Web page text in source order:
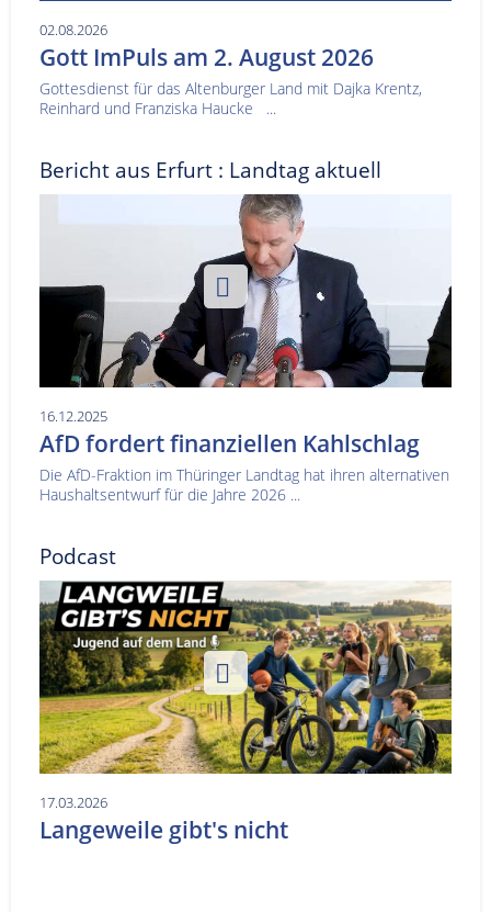
02.08.2026
Gott ImPuls am 2. August 2026
Gottesdienst für das Altenburger Land mit Dajka Krentz,
Reinhard und Franziska Haucke ...
Bericht aus Erfurt : Landtag aktuell
16.12.2025
AfD fordert finanziellen Kahlschlag
Die AfD-Fraktion im Thüringer Landtag hat ihren alternativen
Haushaltsentwurf für die Jahre 2026 ...
Podcast
17.03.2026
Langeweile gibt's nicht